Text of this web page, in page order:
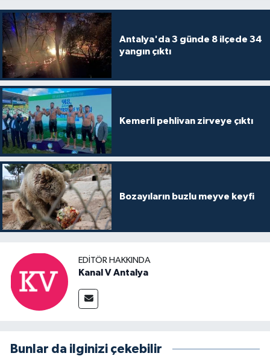
Antalya'da 3 günde 8 ilçede 34
yangın çıktı
Kemerli pehlivan zirveye çıktı
Bozayıların buzlu meyve keyfi
EDITÖR HAKKINDA
Kanal V Antalya
Bunlar da ilginizi çekebilir